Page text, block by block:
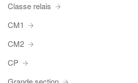
Classe relais
CM1
CM2
CP